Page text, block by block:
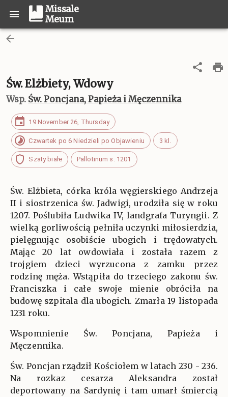
Missale
Meum
Św. Elżbiety, Wdowy
Wsp. Św. Poncjana, Papieża i Męczennika
19 November 26, Thursday
Czwartek po 6 Niedzieli po Objawieniu 3 kl.
Szaty białe Pallotinum s. 1201
Św. Elżbieta, córka króla węgierskiego Andrzeja
II i siostrzenica św. Jadwigi, urodziła się w roku
1207. Poślubiła Ludwika IV, landgrafa Turyngii. Z
wielką gorliwością pełniła uczynki miłosierdzia,
pielęgnując osobiście ubogich i trędowatych.
Mając 20 lat owdowiała i została razem z
trojgiem dzieci wyrzucona z zamku przez
rodzinę męża. Wstąpiła do trzeciego zakonu św.
Franciszka i całe swoje mienie obróciła na
budowę szpitala dla ubogich. Zmarła 19 listopada
1231 roku.
Wspomnienie Św. Poncjana, Papieża i
Męczennika.
Św. Poncjan rządził Kościołem w latach 230 - 236.
Na rozkaz cesarza Aleksandra został
deportowany na Sardynię i tam umarł śmiercią